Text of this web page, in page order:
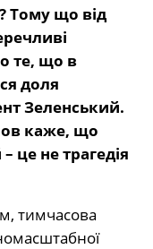
Тому що від
те, що в
доля
Зеленський.
каже, що
це не трагедія
тимчасова